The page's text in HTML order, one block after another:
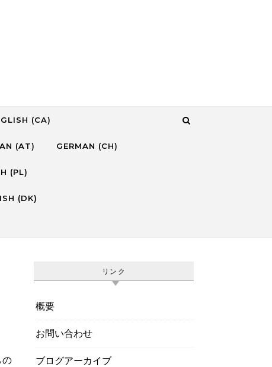
(CA)
(AT) GERMAN (CH)
(PL)
(DK)
の
リンク
概要
お問い合わせ
ブログアーカイブ